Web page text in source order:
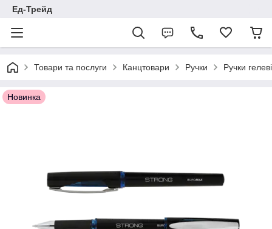
Ед-Трейд
Товари та послуги Канцтовари Ручки Ручки гелеві
Новинка